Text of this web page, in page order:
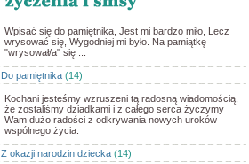
Wpisać się do pamiętnika, Jest mi bardzo miło, Lecz
wrysować się, Wygodniej mi było. Na pamiątkę
"wrysował/a" się ...
Do pamiętnika(14)
Kochani jesteśmy wzruszeni tą radosną wiadomością,
że zostaliśmy dziadkami i z całego serca życzymy
Wam dużo radości z odkrywania nowych uroków
wspólnego życia.
Z okazji narodzin dziecka(14)